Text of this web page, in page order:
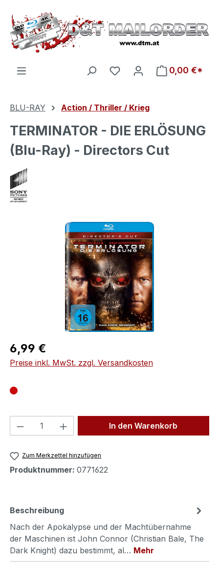
Zum Hauptinhalt springen
Du hast 0 Produkte auf
0,00 €*
BLU-RAY Action / Thriller / Krieg
TERMINATOR - DIE ERLÖSUNG
(Blu-Ray) - Directors Cut
Bildergalerie überspringen
Regulärer Preis:
6,99 €
Preise inkl. MwSt. zzgl. Versandkosten
Produkt Anzahl: Gib denIn den Warenkorb
Zum Merkzettel hinzufügen
Produktnummer: 0771622
Beschreibung
Nach der Apokalypse und der Machtübernahme
der Maschinen ist John Connor (Christian Bale, The
Dark Knight) dazu bestimmt, al… Mehr